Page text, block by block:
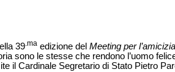
39.ma edizione del Meeting per
sono le stesse che rendono l’uomo
il Cardinale Segretario di Stato Pietro